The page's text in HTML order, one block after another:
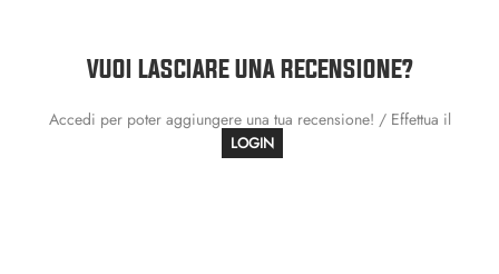
VUOI LASCIARE UNA RECENSIONE?
Accedi per poter aggiungere una tua recensione! / Effettua il
LOGIN